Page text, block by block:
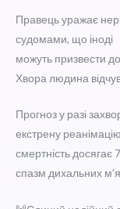
Правець уражає
судомами, що іноді
можуть призвести
Хвора людина
Прогноз у разі
екстрену
смертність досягає
спазм дихальних